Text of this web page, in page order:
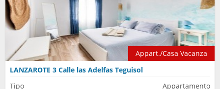
Appart./Casa Vacanza
LANZAROTE 3 Calle las Adelfas Teguisol
Tipo
Appartamento